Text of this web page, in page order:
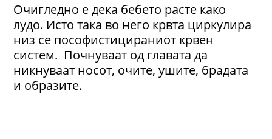
Очигледно е дека бебето расте како
лудо. Исто така во него крвта циркулира
низ се пософистицираниот крвен
систем. Почнуваат од главата да
никнуваат носот, очите, ушите, брадата
и образите.